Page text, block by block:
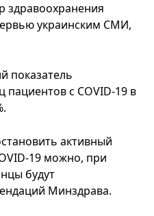
здравоохранения
украинским СМИ,
показатель
с COVID-19 в
активный
19 можно, при
будут
Минздрава.